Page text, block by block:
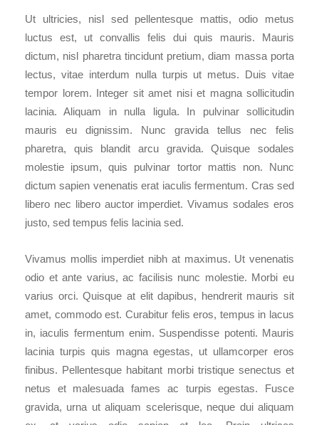
Ut ultricies, nisl sed pellentesque mattis, odio metus
luctus est, ut convallis felis dui quis mauris. Mauris
dictum, nisl pharetra tincidunt pretium, diam massa porta
lectus, vitae interdum nulla turpis ut metus. Duis vitae
tempor lorem. Integer sit amet nisi et magna sollicitudin
lacinia. Aliquam in nulla ligula. In pulvinar sollicitudin
mauris eu dignissim. Nunc gravida tellus nec felis
pharetra, quis blandit arcu gravida. Quisque sodales
molestie ipsum, quis pulvinar tortor mattis non. Nunc
dictum sapien venenatis erat iaculis fermentum. Cras sed
libero nec libero auctor imperdiet. Vivamus sodales eros
justo, sed tempus felis lacinia sed.
Vivamus mollis imperdiet nibh at maximus. Ut venenatis
odio et ante varius, ac facilisis nunc molestie. Morbi eu
varius orci. Quisque at elit dapibus, hendrerit mauris sit
amet, commodo est. Curabitur felis eros, tempus in lacus
in, iaculis fermentum enim. Suspendisse potenti. Mauris
lacinia turpis quis magna egestas, ut ullamcorper eros
finibus. Pellentesque habitant morbi tristique senectus et
netus et malesuada fames ac turpis egestas. Fusce
gravida, urna ut aliquam scelerisque, neque dui aliquam